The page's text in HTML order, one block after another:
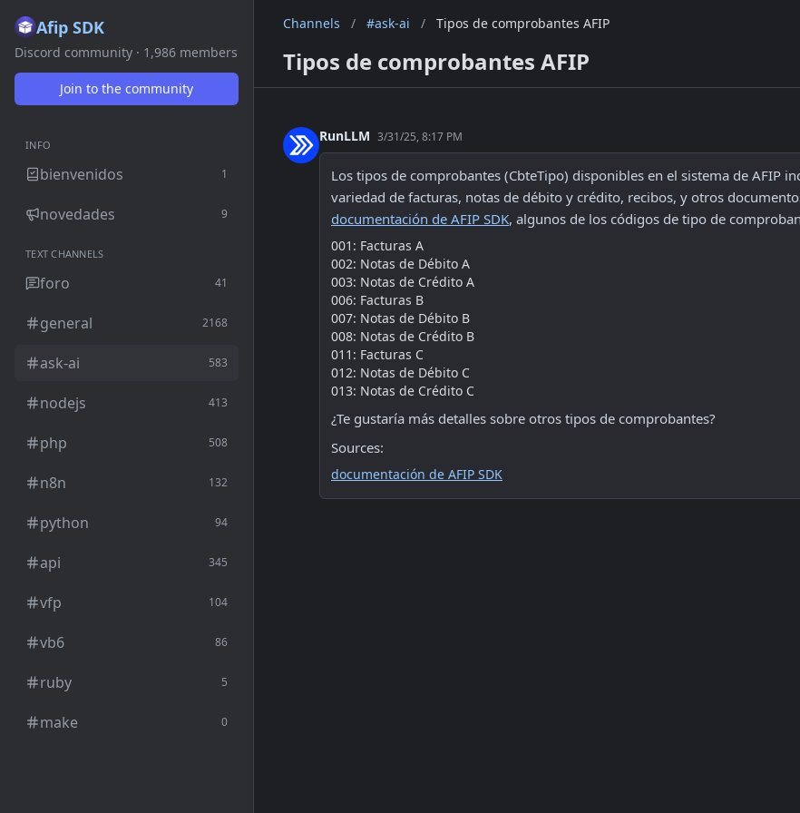
Afip SDK
Discord community · 1,986 members
Join to the community
INFO
bienvenidos 1
novedades 9
TEXT CHANNELS
foro 41
general 2168
ask-ai 583
nodejs 413
php 508
n8n 132
python 94
api 345
vfp 104
vb6 86
ruby 5
make 0
Channels / #ask-ai / Tipos de comprobantes AFIP
Tipos de comprobantes AFIP
RunLLM 3/31/25, 8:17 PM
Los tipos de comprobantes (CbteTipo) disponibles en el sistema de AFIP
documentación de AFIP SDK, algunos de los códigos de tipo de
001: Facturas A
002: Notas de Débito A
003: Notas de Crédito A
006: Facturas B
007: Notas de Débito B
008: Notas de Crédito B
011: Facturas C
012: Notas de Débito C
013: Notas de Crédito C
¿Te gustaría más detalles sobre otros tipos de comprobantes?
Sources:
documentación de AFIP SDK